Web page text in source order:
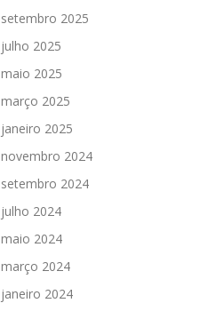
setembro 2025
julho 2025
maio 2025
março 2025
janeiro 2025
novembro 2024
setembro 2024
julho 2024
maio 2024
março 2024
janeiro 2024